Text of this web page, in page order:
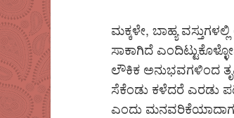
ಮಕ್ಕಳೇ, ಬಾಹ್ಯ
ಸಾಕಾಗಿದೆ
ಲೌಕಿಕ ಅನುಭವಗಳಿಂದ
ಸೆಕೆಂಡು ಕಳೆದರೆ ಎರಡು
ಎಂದು ಮನವರಿಕೆಯಾದಾಗ